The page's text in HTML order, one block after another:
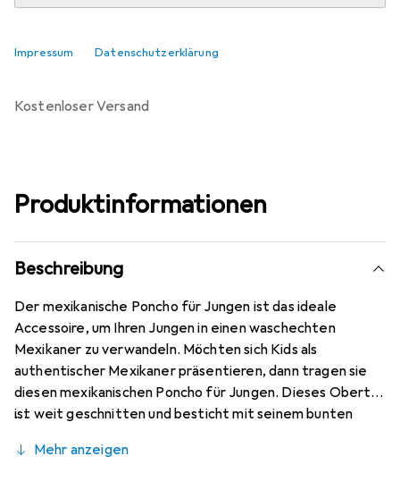
Impressum Datenschutzerklärung
In den Warenkorb
Vergleichen
kostenloser Versand
Produktinformationen
Beschreibung
Der mexikanische Poncho für Jungen ist das ideale
Accessoire, um Ihren Jungen in einen waschechten
Mexikaner zu verwandeln. Möchten sich Kids als
authentischer Mexikaner präsentieren, dann tragen sie
diesen mexikanischen Poncho für Jungen. Dieses Oberteil
ist weit geschnitten und besticht mit seinem bunten
ein aufregendes Muster. Unten schliesst der mit etlichen
Mehr anzeigen